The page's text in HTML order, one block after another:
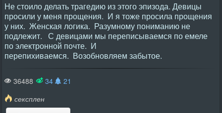
Не стоило делать трагедию из этого эпизода. Девицы
просили у меня прощения. И я тоже просила прощения
у них. Женская логика. Разумному пониманию не
подлежит. С девицами мы переписываемся по емеле
по электронной почте. И
перепихиваемся. Возобновляем забытое.
36488 34
21
сексплен